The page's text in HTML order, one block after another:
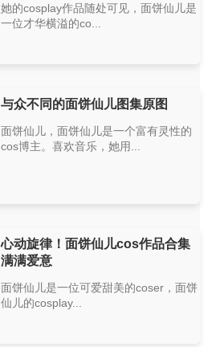
她的cosplay作品随处可见，面饼仙儿是
一位才华横溢的co...
与众不同的面饼仙儿图集原图
面饼仙儿，面饼仙儿是一个富有灵性的
cos博主。喜欢音乐，她用...
心动旋律！面饼仙儿cos作品合集
满满爱意
面饼仙儿是一位可爱甜美的coser，面饼
仙儿的cosplay...